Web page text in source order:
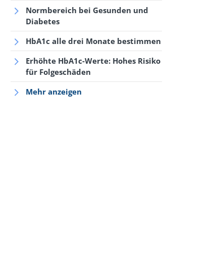
Normbereich bei Gesunden und
Diabetes
HbA1c alle drei Monate bestimmen
Erhöhte HbA1c-Werte: Hohes Risiko
für Folgeschäden
Mehr anzeigen